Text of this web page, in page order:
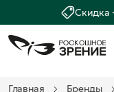
Скидка
Главная Бренды